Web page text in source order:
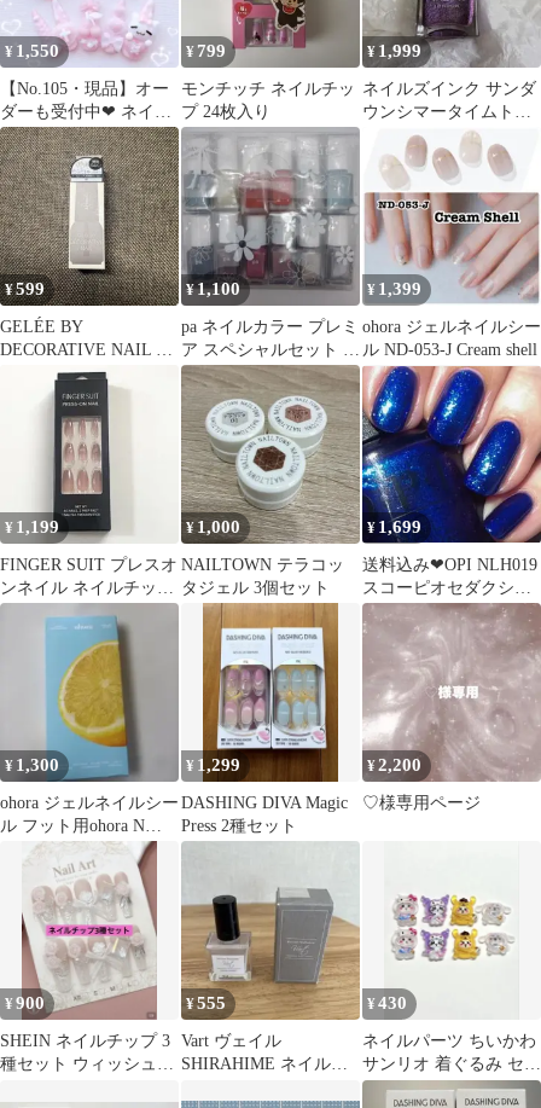
¥ 1,550
【No.105・現品】オー
ダーも受付中❤︎ ネイル
チップ 量産型 地雷
系 ピンク
¥ 799
モンチッチ ネイルチッ
プ 24枚入り
¥ 1,999
ネイルズインク サンダ
ウンシマータイムトゥ
トゥインクル
¥599
GELÉE BY
DECORATIVE NAIL 煙
¥1,100
pa ネイルカラー プレミ
ア スペシャルセット 12
本セット
¥ 1,399
ohora ジェルネイルシー
ル ND-053-J Cream shell
¥ 1,199
FINGER SUIT プレスオ
ンネイル ネイルチッ
プ FIGMENT
¥ 1,000
NAILTOWN テラコッ
タジェル 3個セット
¥ 1,699
送料込み❤︎OPI NLH019
スコーピオセダクショ
ン❤︎ 新品未開封
¥ 1,300
ohora ジェルネイルシー
ル フット用ohora N
LEMON JELLY
¥ 1,299
DASHING DIVA Magic
Press 2種セット
¥2,200
♡様専用ページ
¥900
SHEIN ネイルチップ 3
種セット ウィッシュコ
¥555
Vart ヴェイル
SHIRAHIME ネイルポ
¥430
ネイルパーツ ちいかわ
サンリオ 着ぐるみ セッ
ト